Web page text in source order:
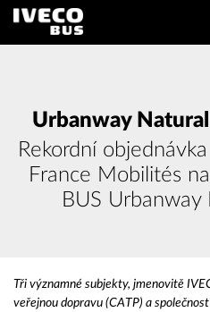
Urbanway
Rekordní
France Mobilités
BUS
Tři významné subjekty, jmenovitě
veřejnou dopravu (CATP) a